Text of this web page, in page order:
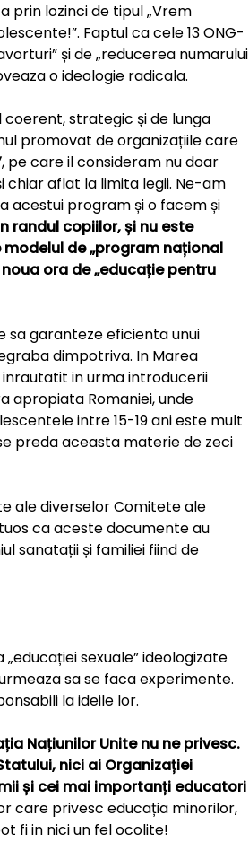
prin lozinci de tipul „Vrem
Faptul ca cele 13 ONG-
și de „reducerea numarului
o ideologie radicala.
coerent, strategic și de lunga
promovat de organizațiile care
, pe care il consideram nu doar
chiar aflat la limita legii. Ne-am
acestui program și o facem și
randul copiilor, și nu este
modelul de„program național
ora de „educație pentru
sa garanteze eficienta unui
dimpotriva. In Marea
in urma introducerii
apropiata Romaniei, unde
intre 15-19 ani este mult
preda aceasta materie de zeci
ale diverselor Comitete ale
ca aceste documente au
sanatații și familiei fiind de
sexuale” ideologizate
sa se faca experimente.
la ideile lor.
Națiunilor Unite nu ne privesc.
nici ai Organizației
și cei mai importanți educatori
care privesc educația minorilor,
fi in nici un fel ocolite!